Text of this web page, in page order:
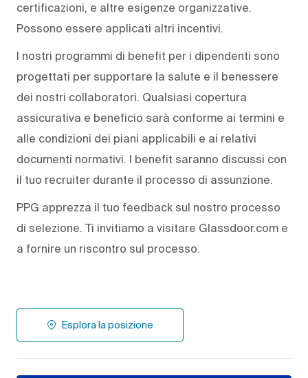
certificazioni, e altre esigenze organizzative.
Possono essere applicati altri incentivi.
I nostri programmi di benefit per i dipendenti sono
progettati per supportare la salute e il benessere
dei nostri collaboratori. Qualsiasi copertura
assicurativa e beneficio sarà conforme ai termini e
alle condizioni dei piani applicabili e ai relativi
documenti normativi. I benefit saranno discussi con
il tuo recruiter durante il processo di assunzione.
PPG apprezza il tuo feedback sul nostro processo
di selezione. Ti invitiamo a visitare Glassdoor.com e
a fornire un riscontro sul processo.
Esplora la posizione